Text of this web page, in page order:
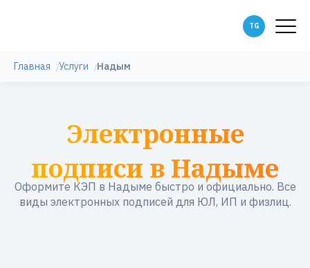
Главная Услуги Надым
Электронные
подписи в Надыме
Оформите КЭП в Надыме быстро и официально. Все
виды электронных подписей для ЮЛ, ИП и физлиц.